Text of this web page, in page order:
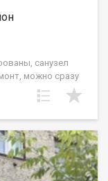
санузел
можно сразу
застеклен, вся
окна выходят на
и готова принять
сделки,
Больше
80879